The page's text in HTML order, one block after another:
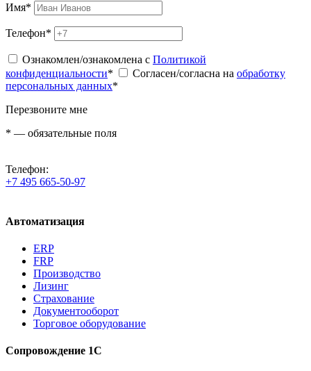
Имя*
Телефон*
Ознакомлен/ознакомлена с Политикой
конфиденциальности* Согласен/согласна на обработку
персональных данных*
Перезвоните мне
* — обязательные поля
Телефон:
+7 495 665-50-97
Автоматизация
ERP
FRP
Производство
Лизинг
Страхование
Документооборот
Торговое оборудование
Сопровождение 1С